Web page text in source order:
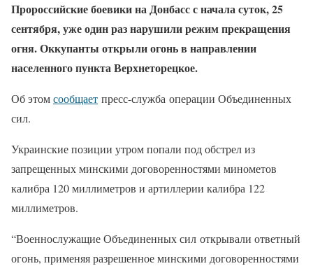
Пророссийские боевики на Донбасс с начала суток, 25
сентября, уже один раз нарушили режим прекращения
огня. Оккупанты открыли огонь в направлении
населенного пункта Верхнеторецкое.
Об этомсообщает пресс-служба операции Объединенных
сил.
Украинские позиции утром попали под обстрел из
запрещенных минскими договоренностями минометов
калибра 120 миллиметров и артиллерии калибра 122
миллиметров.
“Военнослужащие Объединенных сил открывали ответный
огонь, применяя разрешенное минскими договоренностями